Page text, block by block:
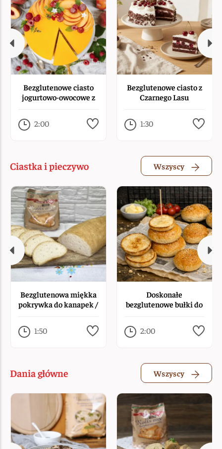
Bezglutenowe ciasto
jogurtowo-owocowe z
2:00
Bezglutenowe ciasto z
Czarnego Lasu
1:30
Ciastka i pieczywo Wszyscy
Bezglutenowa miękka
pokrywka do kanapek /
1:50
Doskonałe
bezglutenowe bułki do
2:00
Dania główne Wszyscy